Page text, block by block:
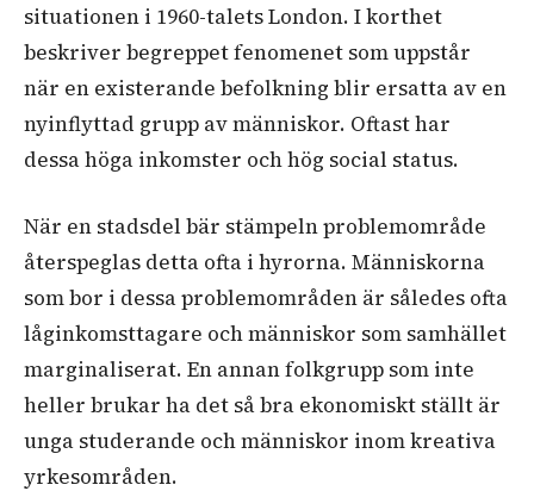
situationen i 1960-talets London. I korthet
beskriver begreppet fenomenet som uppstår
när en existerande befolkning blir ersatta av en
nyinflyttad grupp av människor. Oftast har
dessa höga inkomster och hög social status.
När en stadsdel bär stämpeln problemområde
återspeglas detta ofta i hyrorna. Människorna
som bor i dessa problemområden är således ofta
låginkomsttagare och människor som samhället
marginaliserat. En annan folkgrupp som inte
heller brukar ha det så bra ekonomiskt ställt är
unga studerande och människor inom kreativa
yrkesområden.